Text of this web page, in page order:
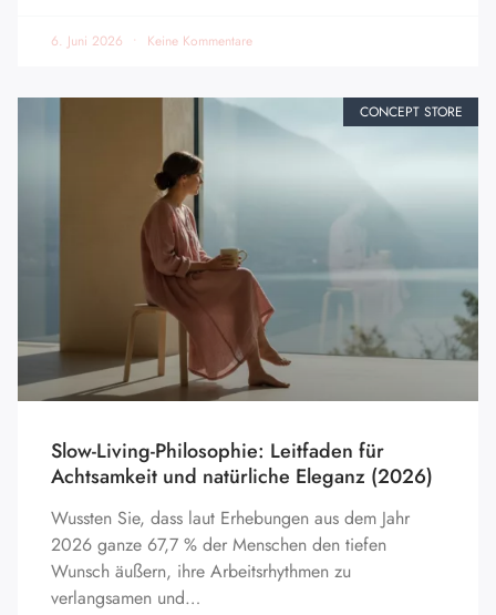
6. Juni 2026 Keine Kommentare
CONCEPT STORE
Slow-Living-Philosophie: Leitfaden für
Achtsamkeit und natürliche Eleganz (2026)
Wussten Sie, dass laut Erhebungen aus dem Jahr
2026 ganze 67,7 % der Menschen den tiefen
Wunsch äußern, ihre Arbeitsrhythmen zu
verlangsamen und…